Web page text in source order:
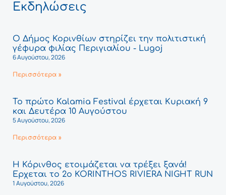
Εκδηλώσεις
Ο Δήμος Κορινθίων στηρίζει την πολιτιστική
γέφυρα φιλίας Περιγιαλίου - Lugoj
6 Αυγούστου, 2026
Περισσότερα »
Το πρώτο Kalamia Festival έρχεται Κυριακή 9
και Δευτέρα 10 Αυγούστου
5 Αυγούστου, 2026
Περισσότερα »
Η Κόρινθος ετοιμάζεται να τρέξει ξανά!
Έρχεται το 2ο KORINTHOS RIVIERA NIGHT RUN
1 Αυγούστου, 2026